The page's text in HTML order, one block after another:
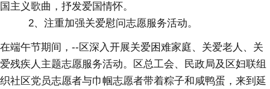
国主义歌曲，抒发爱国情怀。
2、注重加强关爱慰问志愿服务活动。
在端午节期间，--区深入开展关爱困难家庭、关爱老人、关
爱残疾人主题志愿服务活动。区总工会、民政局及区妇联组
织社区党员志愿者与巾帼志愿者带着粽子和咸鸭蛋，来到延